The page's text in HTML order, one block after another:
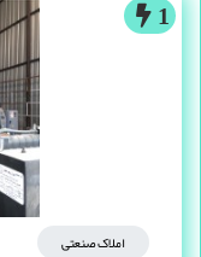
1
املاک صنعتی